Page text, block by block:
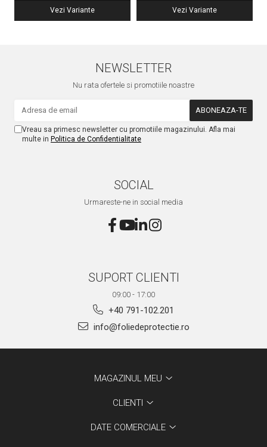
Vezi Variante Vezi Variante
NEWSLETTER
Nu rata ofertele si promotiile noastre
Vreau sa primesc newsletter cu promotiile magazinului. Afla mai
multe in Politica de Confidentialitate
SOCIAL
Urmareste-ne in social media
SUPORT CLIENTI
09:00 - 17:00
+40 791-102.201
info@foliedeprotectie.ro
MAGAZINUL MEU
CLIENTI
DATE COMERCIALE